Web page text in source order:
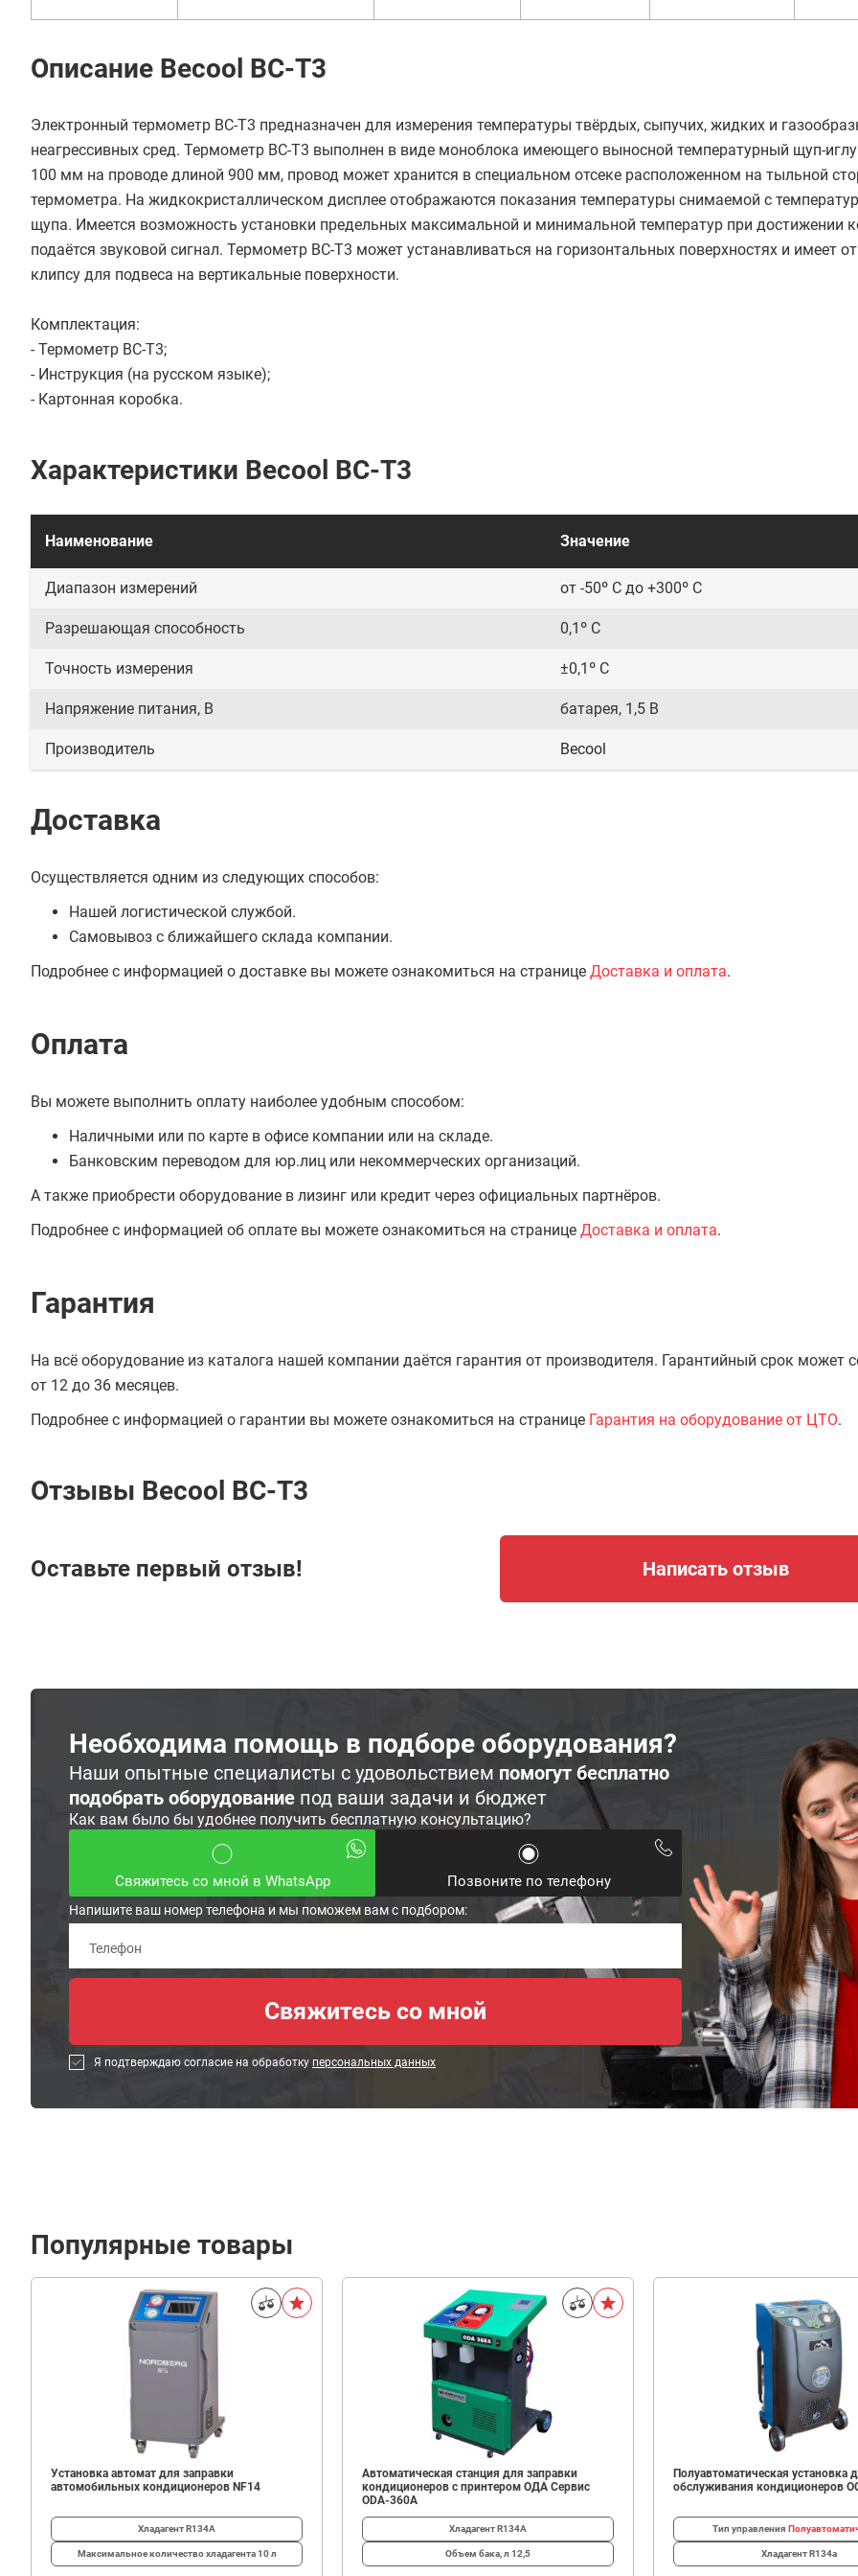
Описание Becool BC-T3
Электронный термометр BC-T3 предназначен для измерения температуры твёрдых, сыпучих, жидких и
неагрессивных сред. Термометр BC-T3 выполнен в виде моноблока имеющего выносной температурный щуп-
100 мм на проводе длиной 900 мм, провод может хранится в специальном отсеке расположенном на тыльной
термометра. На жидкокристаллическом дисплее отображаются показания температуры снимаемой с
щупа. Имеется возможность установки предельных максимальной и минимальной температур при достижении
подаётся звуковой сигнал. Термометр BC-T3 может устанавливаться на горизонтальных поверхностях и имеет
клипсу для подвеса на вертикальные поверхности.
Комплектация:
- Термометр BC-T3;
- Инструкция (на русском языке);
- Картонная коробка.
Характеристики Becool BC-T3
Наименование Значение
Диапазон измерений от -50º С до +300º С
Разрешающая способность 0,1º С
Точность измерения ±0,1º С
Напряжение питания, В батарея, 1,5 В
Производитель Becool
Доставка
Осуществляется одним из следующих способов:
Нашей логистической службой.
Самовывоз с ближайшего склада компании.
Подробнее с информацией о доставке вы можете ознакомиться на странице Доставка и оплата.
Оплата
Вы можете выполнить оплату наиболее удобным способом:
Наличными или по карте в офисе компании или на складе.
Банковским переводом для юр.лиц или некоммерческих организаций.
А также приобрести оборудование в лизинг или кредит через официальных партнёров.
Подробнее с информацией об оплате вы можете ознакомиться на странице Доставка и оплата.
Гарантия
На всё оборудование из каталога нашей компании даётся гарантия от производителя. Гарантийный срок может
от 12 до 36 месяцев.
Подробнее с информацией о гарантии вы можете ознакомиться на странице Гарантия на оборудование от ЦТО.
Отзывы Becool BC-T3
Оставьте первый отзыв! Написать отзыв
Необходима помощь в подборе оборудования?
Наши опытные специалисты с удовольствием помогут бесплатно
подобрать оборудование под ваши задачи и бюджет
Как вам было бы удобнее получить бесплатную консультацию?
Свяжитесь со мной в WhatsApp Позвоните по телефону
Напишите ваш номер телефона и мы поможем вам с подбором:
Я подтверждаю согласие на обработку персональных данных
Популярные товары
Установка автомат для заправки
автомобильных кондиционеров NF14
ХладагентR134A
Максимальное количество хладагента10 л
Автоматическая станция для заправки
кондиционеров с принтером ОДА Сервис
ODA-360A
ХладагентR134A
Объем бака, л 12,5
Полуавтоматическая установка
обслуживания кондиционеров
Тип управления
ХладагентR134a